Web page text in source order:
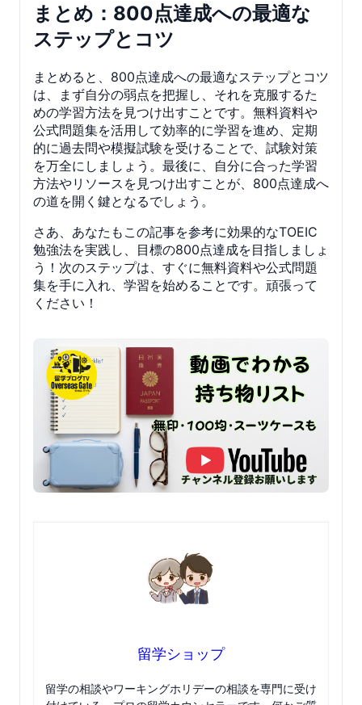
まとめ：800点達成への最適な
ステップとコツ
まとめると、800点達成への最適なステップとコツ
は、まず自分の弱点を把握し、それを克服するた
めの学習方法を見つけ出すことです。無料資料や
公式問題集を活用して効率的に学習を進め、定期
的に過去問や模擬試験を受けることで、試験対策
を万全にしましょう。最後に、自分に合った学習
方法やリソースを見つけ出すことが、800点達成へ
の道を開く鍵となるでしょう。
さあ、あなたもこの記事を参考に効果的なTOEIC
勉強法を実践し、目標の800点達成を目指しましょ
う！次のステップは、すぐに無料資料や公式問題
集を手に入れ、学習を始めることです。頑張って
ください！
留学ショップ
留学の相談やワーキングホリデーの相談を専門に受け